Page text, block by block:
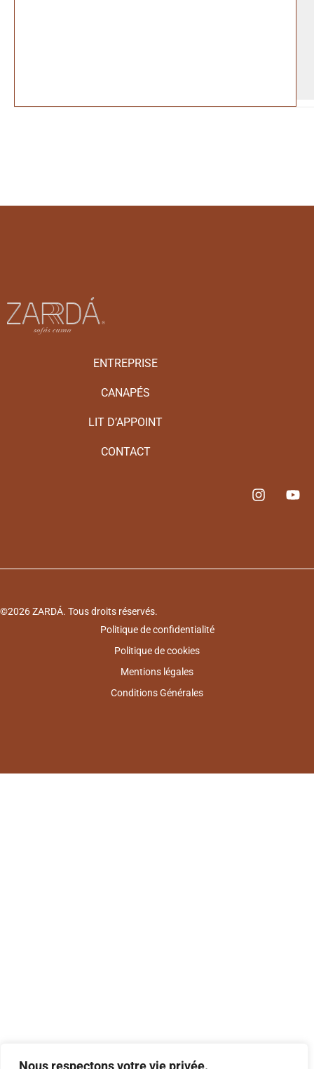
Nous respectons votre vie privée.
ENTREPRISE
CANAPÉS
LIT D’APPOINT
CONTACT
©2026 ZARDÁ. Tous droits réservés.
Politique de confidentialité
Politique de cookies
Mentions légales
Conditions Générales